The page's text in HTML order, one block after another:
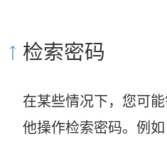
检索密码
在某些情况下，您可
他操作检索密码。例